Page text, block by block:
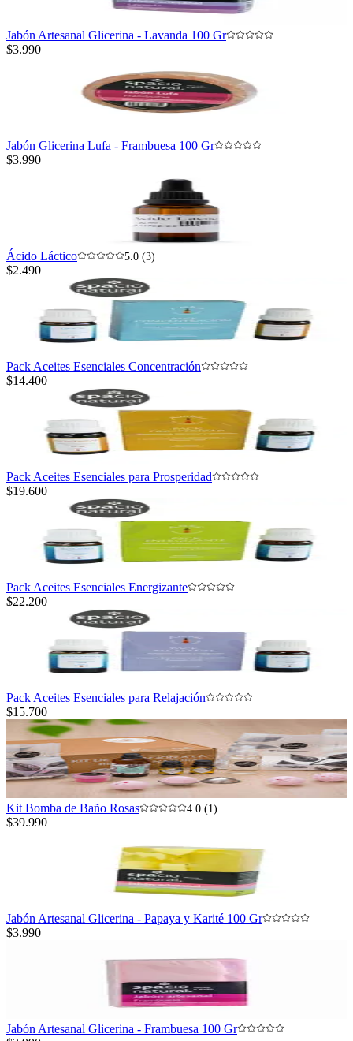
Jabón Artesanal Glicerina - Lavanda 100 Gr
$3.990
Jabón Glicerina Lufa - Frambuesa 100 Gr
$3.990
Ácido Láctico 5.0 (3)
$2.490
Pack Aceites Esenciales Concentración
$14.400
Pack Aceites Esenciales para Prosperidad
$19.600
Pack Aceites Esenciales Energizante
$22.200
Pack Aceites Esenciales para Relajación
$15.700
Kit Bomba de Baño Rosas 4.0 (1)
$39.990
Jabón Artesanal Glicerina - Papaya y Karité 100 Gr
$3.990
Jabón Artesanal Glicerina - Frambuesa 100 Gr